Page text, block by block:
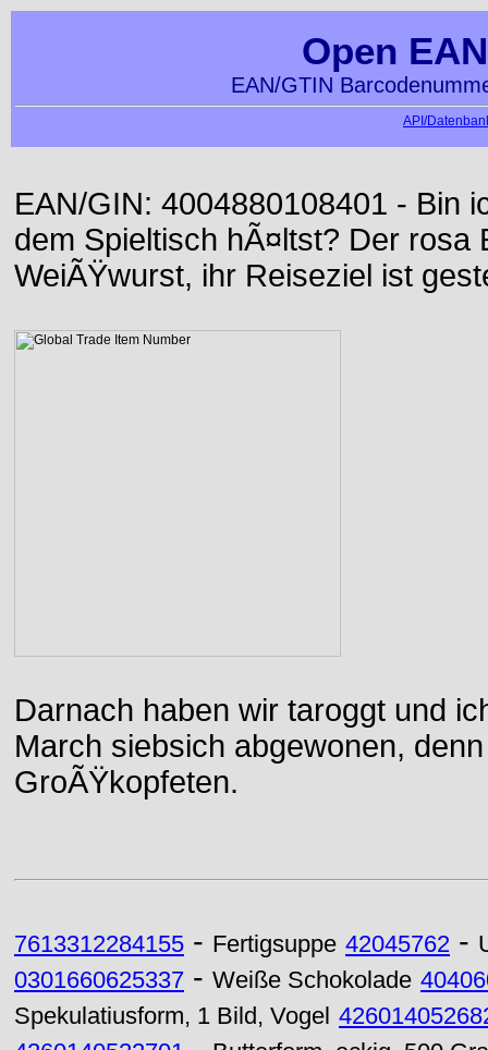
Open
EAN/GTIN
API/
EAN/GIN: 4004880108401 - Bin
dem Spieltisch hÃ¤ltst? Der rosa
WeiÃŸwurst, ihr Reiseziel ist
Darnach haben wir taroggt und
March siebsich abgewonen,
GroÃŸkopfeten.
7613312284155 - Fertigsuppe 42045762 -
0301660625337 - Weiße Schokolade
Spekulatiusform, 1 Bild, Vogel